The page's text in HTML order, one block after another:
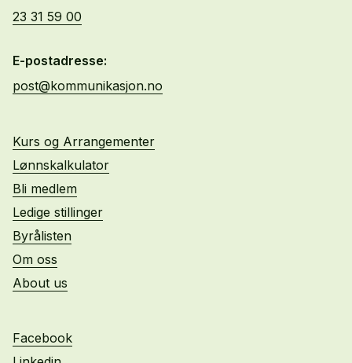
23 31 59 00
E-postadresse:
post@kommunikasjon.no
Kurs og Arrangementer
Lønnskalkulator
Bli medlem
Ledige stillinger
Byrålisten
Om oss
About us
Facebook